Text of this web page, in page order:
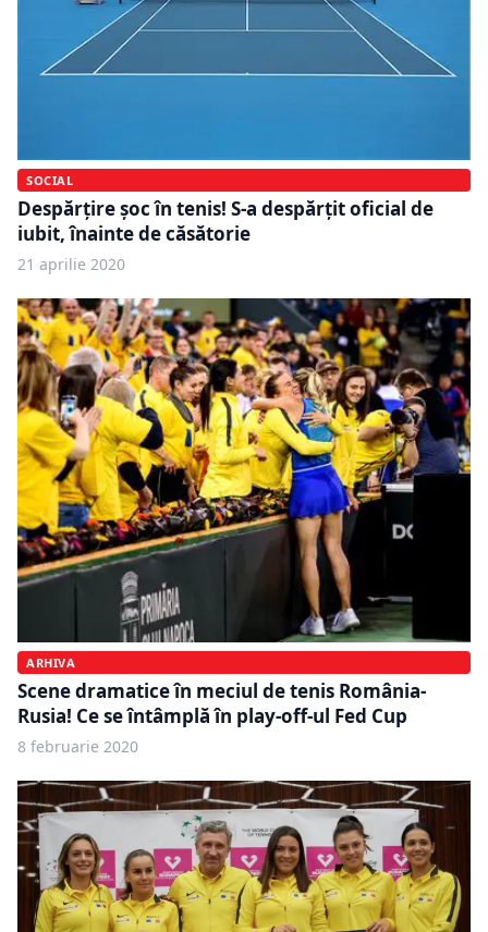
SOCIAL
Despărțire șoc în tenis! S-a despărțit oficial de
iubit, înainte de căsătorie
21 aprilie 2020
ARHIVA
Scene dramatice în meciul de tenis România-
Rusia! Ce se întâmplă în play-off-ul Fed Cup
8 februarie 2020